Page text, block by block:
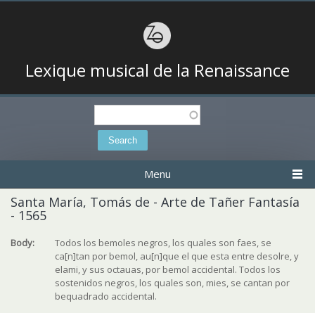
Lexique musical de la Renaissance
Search
Menu
Santa María, Tomás de - Arte de Tañer Fantasía
- 1565
Body:
Todos los bemoles negros, los quales son faes, se
ca[n]tan por bemol, au[n]que el que esta entre desolre, y
elami, y sus octauas, por bemol accidental. Todos los
sostenidos negros, los quales son, mies, se cantan por
bequadrado accidental.